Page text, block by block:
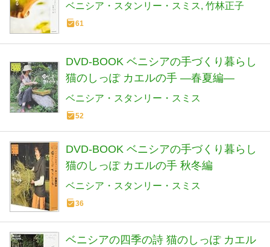
ベニシア・スタンリー・スミス 竹林正子
61
DVD‐BOOK ベニシアの手づくり暮らし
猫のしっぽ カエルの手 ―春夏編―
ベニシア・スタンリー・スミス
52
DVD‐BOOK ベニシアの手づくり暮らし
猫のしっぽ カエルの手 秋冬編
ベニシア・スタンリー・スミス
36
ベニシアの四季の詩 猫のしっぽ カエル